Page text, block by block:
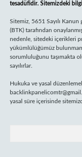
tesadüfidir. Sitemizdeki
Sitemiz, 5651 Sayılı
(BTK) tarafından
nedenle, sitedeki içerikleri
yükümlülüğümüz
sorumluluğunu taşımakta
sayılırlar.
Hukuka ve yasal
yasal süre içerisinde